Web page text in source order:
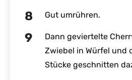
Gut umrühren.
Dann geviertelte
Zwiebel in Würfel und
Stücke geschnitten